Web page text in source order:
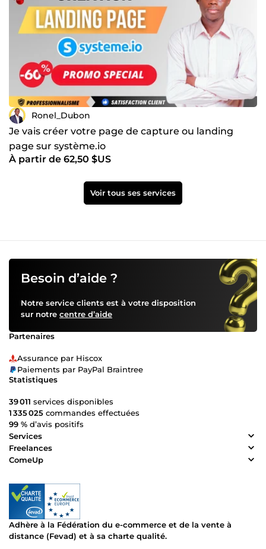
Ronel_Dubon
Je vais créer votre page de capture ou landing
page sur système.io
À partir de 62,50 $US
Voir tous ses services
Besoin d’aide ?
Notre service clients est à votre disposition
sur notre centre d’aide
Partenaires
Assurance par Hiscox
Paiements par PayPal Braintree
Statistiques
39 011 services disponibles
1 335 025 commandes effectuées
99 % d’avis positifs
Services
Freelances
ComeUp
Adhère à la Fédération du e-commerce et de la vente à
distance (Fevad) et à sa charte qualité.